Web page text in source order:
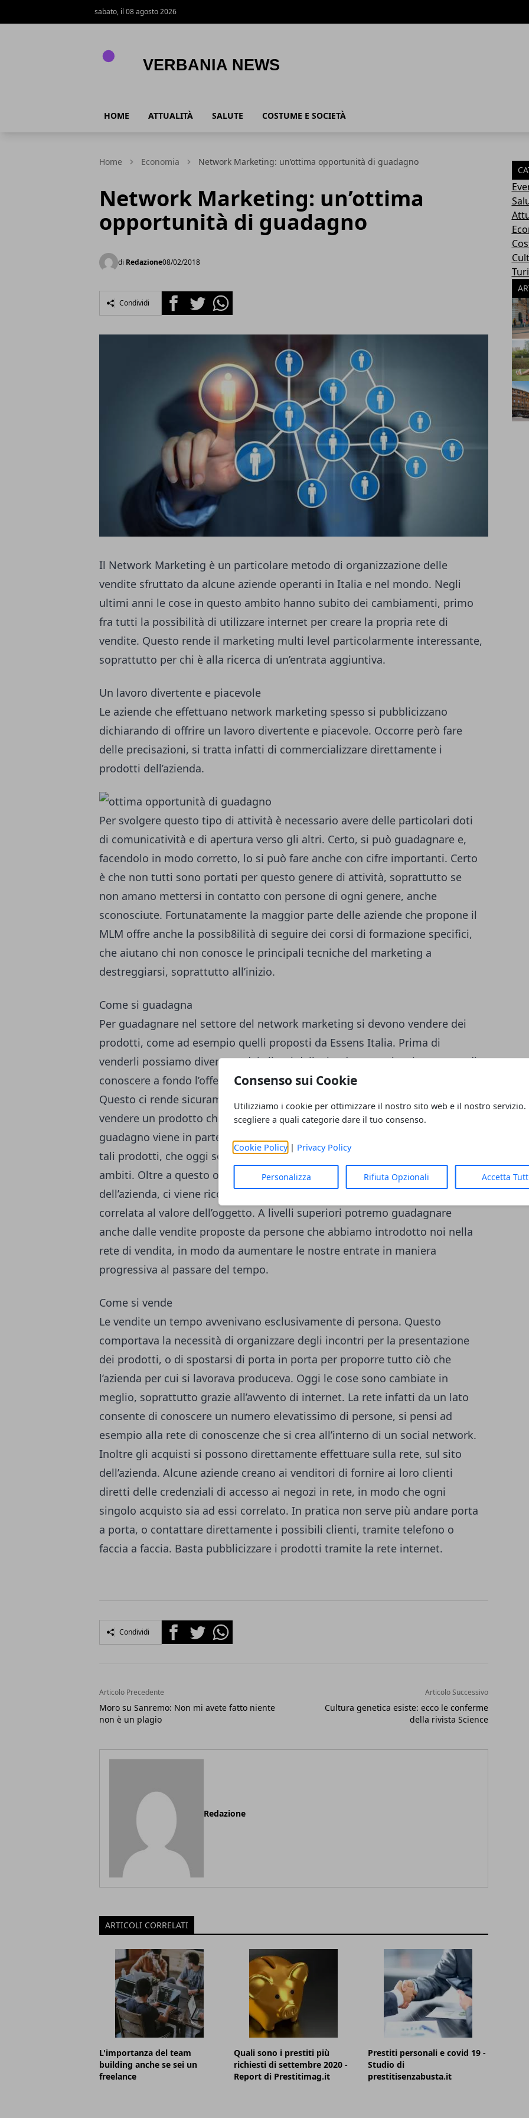
Consenso sui Cookie
Utilizziamo i cookie per ottimizzare il nostro sito web e il nostro servizio.
scegliere a quali categorie dare il tuo consenso.
Cookie Policy| Privacy Policy
Personalizza Rifiuta Opzionali Accetta
sabato, il 08 agosto 2026
HOME ATTUALITÀ SALUTE COSTUME E SOCIETÀ
Home Economia Network Marketing: un’ottima opportunità di guadagno
Network Marketing: un’ottima
opportunità di guadagno
di Redazione08/02/2018
Condividi FacebookTwitterWhatsapp
Il Network Marketing è un particolare metodo di organizzazione delle
vendite sfruttato da alcune aziende operanti in Italia e nel mondo. Negli
ultimi anni le cose in questo ambito hanno subito dei cambiamenti, primo
fra tutti la possibilità di utilizzare internet per creare la propria rete di
vendite. Questo rende il marketing multi level particolarmente interessante,
soprattutto per chi è alla ricerca di un’entrata aggiuntiva.
Un lavoro divertente e piacevole
Le aziende che effettuano network marketing spesso si pubblicizzano
dichiarando di offrire un lavoro divertente e piacevole. Occorre però fare
delle precisazioni, si tratta infatti di commercializzare direttamente i
prodotti dell’azienda.
Per svolgere questo tipo di attività è necessario avere delle particolari doti
di comunicatività e di apertura verso gli altri. Certo, si può guadagnare e,
facendolo in modo corretto, lo si può fare anche con cifre importanti. Certo
è che non tutti sono portati per questo genere di attività, soprattutto se
non amano mettersi in contatto con persone di ogni genere, anche
sconosciute. Fortunatamente la maggior parte delle aziende che propone il
MLM offre anche la possib8ilità di seguire dei corsi di formazione specifici,
che aiutano chi non conosce le principali tecniche del marketing a
destreggiarsi, soprattutto all’inizio.
Come si guadagna
Per guadagnare nel settore del network marketing si devono vendere dei
prodotti, come ad esempio quelli proposti da Essens Italia. Prima di
venderli possiamo diventare dei clienti dell’azienda, cosa che ci permette di
conoscere a fondo l’offerta e testare tutti i prodotti che ci interessano.
Questo ci rende sicuramente migliori venditori, in quanto è più facile
vendere un prodotto che anche noi utilizziamo quotidianamente. Il
guadagno viene in partenza dal risparmio che si ha nell’acquisto diretto di
tali prodotti, che oggi sono offerti da varie aziende operanti in diversi
ambiti. Oltre a questo ogni volta che vendiamo direttamente un prodotto
dell’azienda, ci viene riconosciuta una certa provvigione, direttamente
correlata al valore dell’oggetto. A livelli superiori potremo guadagnare
anche dalle vendite proposte da persone che abbiamo introdotto noi nella
rete di vendita, in modo da aumentare le nostre entrate in maniera
progressiva al passare del tempo.
Come si vende
Le vendite un tempo avvenivano esclusivamente di persona. Questo
comportava la necessità di organizzare degli incontri per la presentazione
dei prodotti, o di spostarsi di porta in porta per proporre tutto ciò che
l’azienda per cui si lavorava produceva. Oggi le cose sono cambiate in
meglio, soprattutto grazie all’avvento di internet. La rete infatti da un lato
consente di conoscere un numero elevatissimo di persone, si pensi ad
esempio alla rete di conoscenze che si crea all’interno di un social network.
Inoltre gli acquisti si possono direttamente effettuare sulla rete, sul sito
dell’azienda. Alcune aziende creano ai venditori di fornire ai loro clienti
diretti delle credenziali di accesso ai negozi in rete, in modo che ogni
singolo acquisto sia ad essi correlato. In pratica non serve più andare porta
a porta, o contattare direttamente i possibili clienti, tramite telefono o
faccia a faccia. Basta pubblicizzare i prodotti tramite la rete internet.
Condividi FacebookTwitterWhatsapp
Articolo Precedente
Moro su Sanremo: Non mi avete fatto niente
non è un plagio
Articolo Successivo
Cultura genetica esiste: ecco le conferme
della rivista Science
Redazione
ARTICOLI CORRELATI
L'importanza del team
building anche se sei un
freelance
Quali sono i prestiti più
richiesti di settembre 2020 -
Report di Prestitimag.it
Prestiti personali e covid 19 -
Studio di
prestitisenzabusta.it